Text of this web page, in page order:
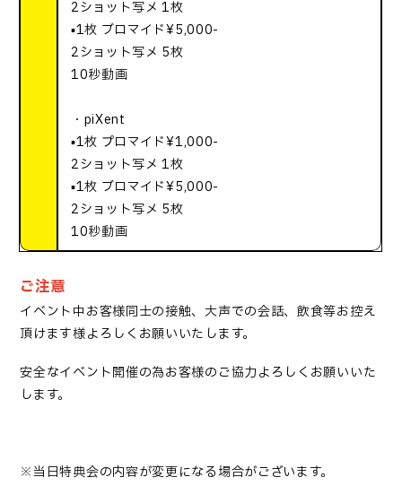
2ショット写メ 1枚
▪️1枚 ブロマイド¥5,000-
2ショット写メ 5枚
10秒動画
・piXent
▪️1枚 プロマイド¥1,000-
2ショット写メ 1枚
▪️1枚 ブロマイド¥5,000-
2ショット写メ 5枚
10秒動画
ご注意
イベント中お客様同士の接触、大声での会話、飲食等お控え
頂けます様よろしくお願いいたします。
安全なイベント開催の為お客様のご協力よろしくお願いいた
します。
※当日特典会の内容が変更になる場合がございます。